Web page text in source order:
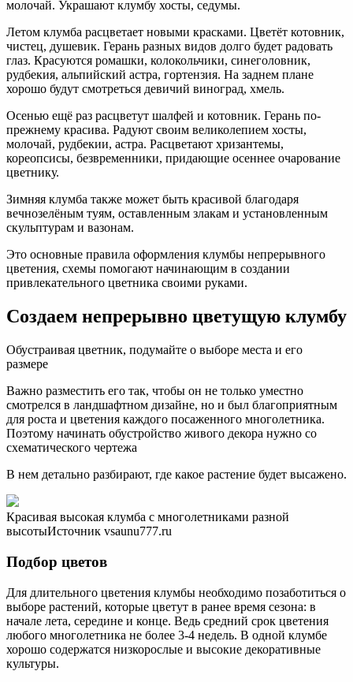
молочай. Украшают клумбу хосты, седумы.
Летом клумба расцветает новыми красками. Цветёт котовник,
чистец, душевик. Герань разных видов долго будет радовать
глаз. Красуются ромашки, колокольчики, синеголовник,
рудбекия, альпийский астра, гортензия. На заднем плане
хорошо будут смотреться девичий виноград, хмель.
Осенью ещё раз расцветут шалфей и котовник. Герань по-
прежнему красива. Радуют своим великолепием хосты,
молочай, рудбекии, астра. Расцветают хризантемы,
кореопсисы, безвременники, придающие осеннее очарование
цветнику.
Зимняя клумба также может быть красивой благодаря
вечнозелёным туям, оставленным злакам и установленным
скульптурам и вазонам.
Это основные правила оформления клумбы непрерывного
цветения, схемы помогают начинающим в создании
привлекательного цветника своими руками.
Создаем непрерывно цветущую клумбу
Обустраивая цветник, подумайте о выборе места и его
размере
Важно разместить его так, чтобы он не только уместно
смотрелся в ландшафтном дизайне, но и был благоприятным
для роста и цветения каждого посаженного многолетника.
Поэтому начинать обустройство живого декора нужно со
схематического чертежа
В нем детально разбирают, где какое растение будет высажено.
Красивая высокая клумба с многолетниками разной
высотыИсточник vsaunu777.ru
Подбор цветов
Для длительного цветения клумбы необходимо позаботиться о
выборе растений, которые цветут в ранее время сезона: в
начале лета, середине и конце. Ведь средний срок цветения
любого многолетника не более 3-4 недель. В одной клумбе
хорошо содержатся низкорослые и высокие декоративные
культуры.